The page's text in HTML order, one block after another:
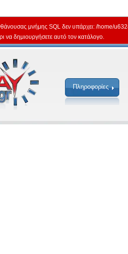
μνήμης SQL δεν υπάρχει: /home/
να δημιουργήσετε αυτό τον κατάλογο.
Πληροφορίες